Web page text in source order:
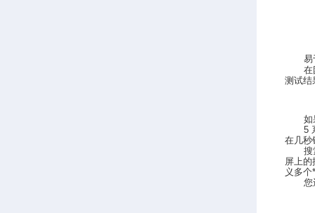
易
在
测试结
如
5
在几秒
搜
屏上
义多
您